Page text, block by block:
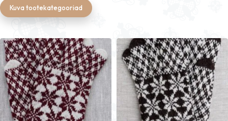
Kuva tootekategooriad